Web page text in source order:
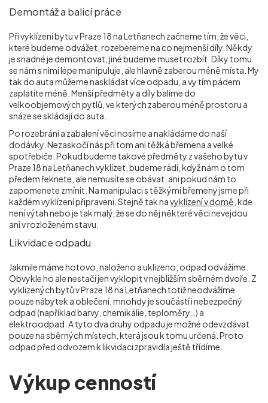
Demontáž a balicí práce
Při vyklízení bytu v Praze 18 na Letňanech začneme tím, že věci,
které budeme odvážet, rozebereme na co nejmenší díly. Někdy
je snadné je demontovat, jiné budeme muset rozbít. Díky tomu
se nám s nimi lépe manipuluje, ale hlavně zaberou méně místa. My
tak do auta můžeme naskládat více odpadu, a vy tím pádem
zaplatíte méně. Menší předměty a díly balíme do
velkoobjemových pytlů, ve kterých zaberou méně prostoru a
snáze se skládají do auta.
Po rozebrání a zabalení věci nosíme a nakládáme do naší
dodávky. Nezaskočí nás při tom ani těžká břemena a velké
spotřebiče. Pokud budeme takové předměty z vašeho bytu v
Praze 18 na Letňanech vyklízet, budeme rádi, když nám o tom
předem řeknete, ale nemusíte se obávat, ani pokud nám to
zapomenete zmínit. Na manipulaci s těžkými břemeny jsme při
každém vyklízení připraveni. Stejně tak navyklízení v domě , kde
není výtah nebo je tak malý, že se do něj některé věci nevejdou
ani v rozloženém stavu.
Likvidace odpadu
Jakmile máme hotovo, naloženo a uklizeno, odpad odvážíme.
Obvykle ho ale nestačí jen vyklopit v nejbližším sběrném dvoře. Z
vyklizených bytů v Praze 18 na Letňanech totiž neodvážíme
pouze nábytek a oblečení, mnohdy je součástí i nebezpečný
odpad (například barvy, chemikálie, teploměry…) a
elektroodpad. A tyto dva druhy odpadu je možné odevzdávat
pouze na sběrných místech, která jsou k tomu určená. Proto
odpad před odvozem k likvidaci zpravidla ještě třídíme.
Výkup cenností